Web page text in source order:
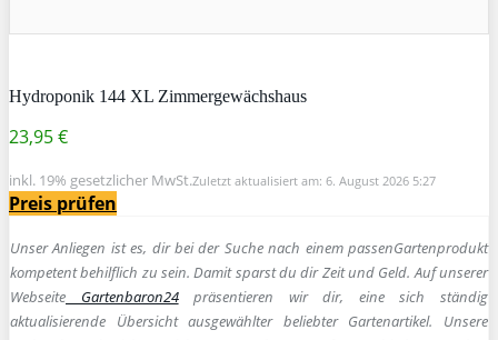
Hydroponik 144 XL Zimmergewächshaus
23,95 €
inkl. 19% gesetzlicher MwSt.Zuletzt aktualisiert am: 6. August 2026 5:27
Preis prüfen
Unser Anliegen ist es, dir bei der Suche nach einem passenGartenprodukt
kompetent behilflich zu sein.Damit sparst du dir Zeit und Geld. Auf unserer
Webseite Gartenbaron24präsentieren wir dir, eine sich ständig
aktualisierende Übersicht ausgewählter beliebter Gartenartikel. Unsere